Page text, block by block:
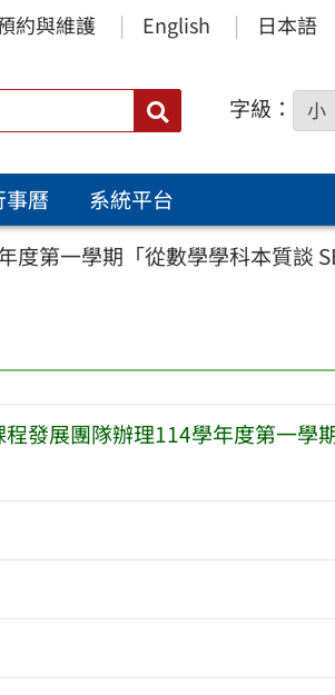
約與維護 English 日本語
搜
尋：
字級： 小
事曆
系統平台
第一學期「從數學學科本質談
發展團隊辦理114學年度第一學